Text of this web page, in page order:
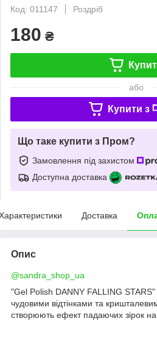
Код: 011147
Роздріб
180 ₴
або
Купити з
Що таке купити з Пром?
Замовлення під захистом
Доступна доставка
Доставка
Опис
@sandra_shop_ua
"Gel Polish DANNY FALLING STARS"
чудовими відтінками та
створюють ефект падаючих зірок на